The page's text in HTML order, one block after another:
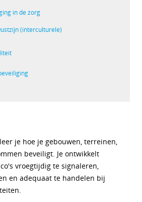
in de zorg
(interculturele)
je hoe je gebouwen, terreinen,
beveiligt. Je ontwikkelt
vroegtijdig te signaleren,
en adequaat te handelen bij